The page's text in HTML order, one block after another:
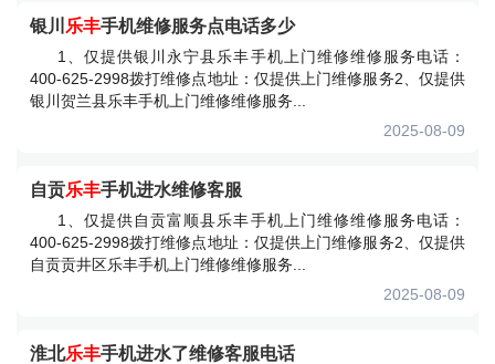
银川 乐丰手机维修服务点电话多少
1、仅提供银川永宁县乐丰手机上门维修维修服务电话：
400-625-2998拨打维修点地址：仅提供上门维修服务2、仅提供
银川贺兰县乐丰手机上门维修维修服务...
2025-08-09
自贡乐丰手机进水维修客服
1、仅提供自贡富顺县乐丰手机上门维修维修服务电话：
400-625-2998拨打维修点地址：仅提供上门维修服务2、仅提供
自贡贡井区乐丰手机上门维修维修服务...
2025-08-09
淮北乐丰手机进水了维修客服电话